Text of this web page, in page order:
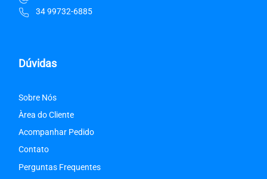
34 99732-6885
Dúvidas
Sobre Nós
Àrea do Cliente
Acompanhar Pedido
Contato
Perguntas Frequentes